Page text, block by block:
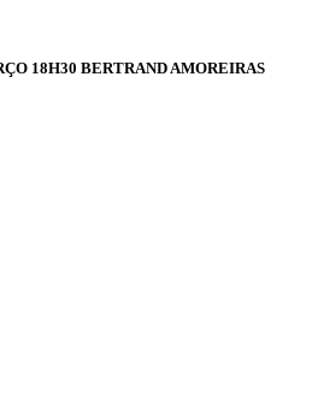
18H30 BERTRAND AMOREIRAS